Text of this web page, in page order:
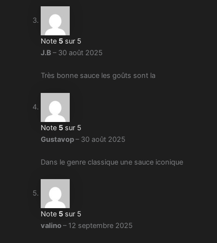
Note 5sur 5
J.B – 30 août 2025
Très bonne sauce les goûts sont la
Note 5sur 5
Gustavop– 30 août 2025
Dans le genre classique une sauce iconique
Note 5sur 5
valino– 12 septembre 2025